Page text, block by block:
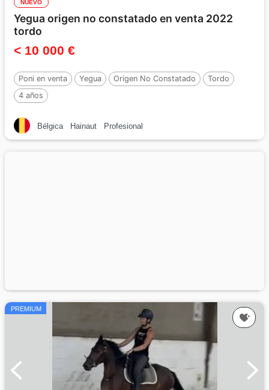
NUEVO
Yegua origen no constatado en venta 2022
tordo
< 10 000 €
Poni en venta Yegua Origen No Constatado
Tordo
4 años
Bélgica Hainaut Profesional
PREMIUM